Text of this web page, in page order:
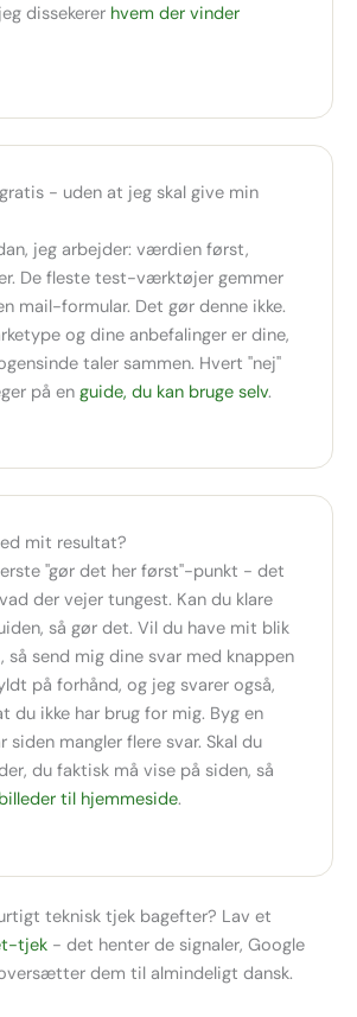
dissekerer hvem der vinder
- uden at jeg skal give min
jeg arbejder: værdien først,
De fleste test-værktøjer gemmer
mail-formular. Det gør denne ikke.
og dine anbefalinger er dine,
taler sammen. Hvert "nej"
på en guide, du kan bruge selv.
mit resultat?
"gør det her først"-punkt - det
der vejer tungest. Kan du klare
så gør det. Vil du have mit blik
så send mig dine svar med knappen
på forhånd, og jeg svarer også,
du ikke har brug for mig. Byg en
siden mangler flere svar. Skal du
du faktisk må vise på siden, så
billeder til hjemmeside.
teknisk tjek bagefter? Lav et
tjek - det henter de signaler, Google
dem til almindeligt dansk.